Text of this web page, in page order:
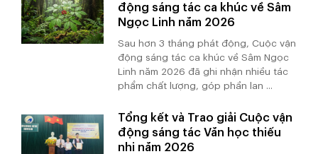
động sáng tác ca khúc về Sâm
Ngọc Linh năm 2026
Sau hơn 3 tháng phát động, Cuộc vận
động sáng tác ca khúc về Sâm Ngọc
Linh năm 2026 đã ghi nhận nhiều tác
phẩm chất lượng, góp phần lan ...
Tổng kết và Trao giải Cuộc vận
động sáng tác Văn học thiếu
nhi năm 2026